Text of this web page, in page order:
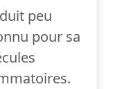
peu
pour sa